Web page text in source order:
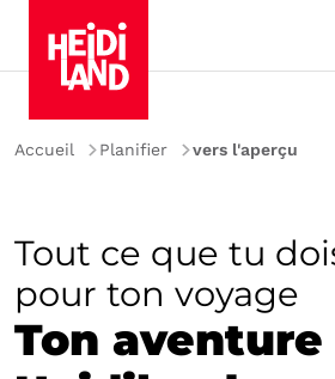
Accueil Planifier vers l'aperçu
Tout ce que tu
pour ton voyage
Ton aventure